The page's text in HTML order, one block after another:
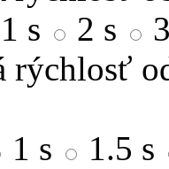
1 s 2 s
rýchlosť
1 s
1.5 s